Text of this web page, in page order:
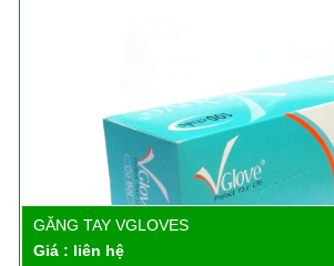
GĂNG TAY VGLOVES
Giá : liên hệ